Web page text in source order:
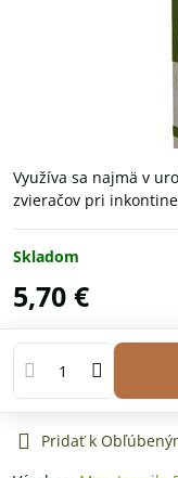
Využíva sa najmä v
zvieračov pri
Skladom
5,70 €
Pridať k